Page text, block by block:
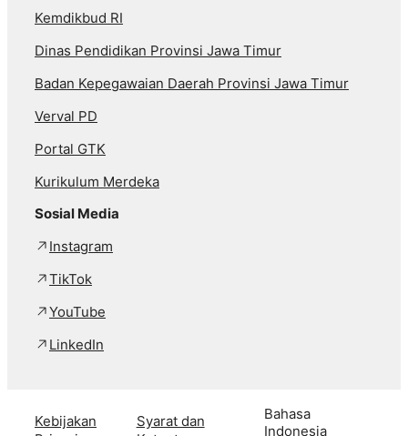
Kemdikbud RI
Dinas Pendidikan Provinsi Jawa Timur
Badan Kepegawaian Daerah Provinsi Jawa Timur
Verval PD
Portal GTK
Kurikulum Merdeka
Sosial Media
Instagram
TikTok
YouTube
LinkedIn
Kebijakan
Syarat dan
Bahasa
Indonesia